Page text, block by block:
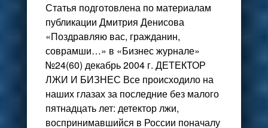
Статья подготовлена по материалам
публикации Дмитрия Денисова
«Поздравляю вас, гражданин,
соврамши…» в «Бизнес журнале»
№24(60) декабрь 2004 г. ДЕТЕКТОР
ЛЖИ И БИЗНЕС Все происходило на
наших глазах за последние без малого
пятнадцать лет: детектор лжи,
воспринимавшийся в России поначалу